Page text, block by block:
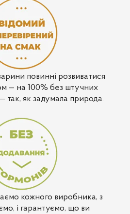
повинні розвиватися
— на 100% без штучних
так, як задумала природа.
кожного виробника, з
і гарантуємо, що ви